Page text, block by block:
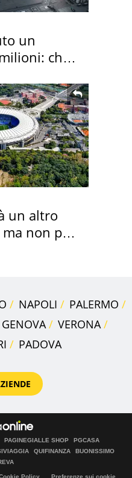
un
chi
un altro
non per
NAPOLI
PALERMO
GENOVA
VERONA
PADOVA
PAGINEGIALLE SHOP
PGCASA
QUIFINANZA
BUONISSIMO
Policy
Preferenze sui cookie